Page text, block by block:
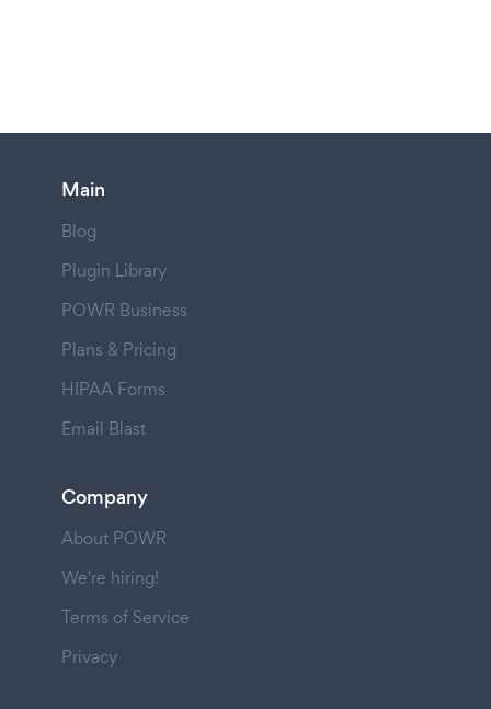
Main
Blog
Plugin Library
POWR Business
Plans & Pricing
HIPAA Forms
Email Blast
Company
About POWR
We're hiring!
Terms of Service
Privacy